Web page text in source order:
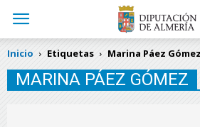
Inicio Etiquetas Marina Páez Gómez
MARINA PÁEZ GÓMEZ